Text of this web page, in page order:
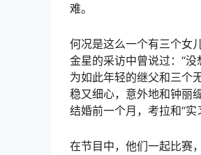
难。
何况是这么一个有三个女
金星的采访中曾说过：“
为如此年轻的继父和三个
稳又细心，意外地和钟丽
结婚前一个月，考拉和“
在节目中，他们一起比赛